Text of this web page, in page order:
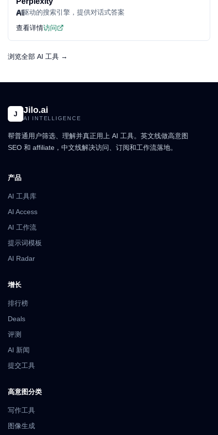
AI驱动的搜索引擎，提供对话式答案
查看详情访问
浏览全部 AI 工具 →
J Jilo.ai
AI INTELLIGENCE
帮普通用户筛选、理解并真正用上 AI 工具。英文线做高意图
SEO 和 affiliate，中文线解决访问、订阅和工作流落地。
产品
AI 工具库
AI Access
AI 工作流
提示词模板
AI Radar
增长
排行榜
Deals
评测
AI 新闻
提交工具
高意图分类
写作工具
图像生成